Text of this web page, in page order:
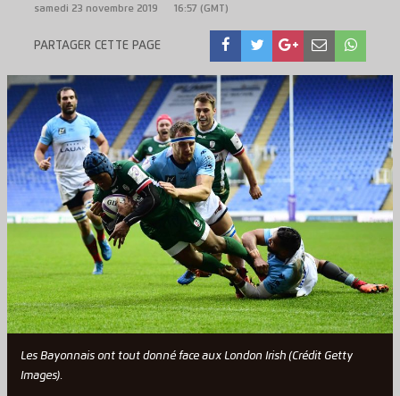
samedi 23 novembre 2019 16:57 (GMT)
PARTAGER CETTE PAGE
Les Bayonnais ont tout donné face aux London Irish (Crédit Getty
Images).